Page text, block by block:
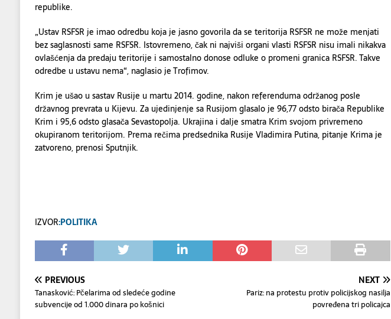
republike.
„Ustav RSFSR je imao odredbu koja je jasno govorila da se teritorija RSFSR ne može menjati
bez saglasnosti same RSFSR. Istovremeno, čak ni najviši organi vlasti RSFSR nisu imali nikakva
ovlašćenja da predaju teritorije i samostalno donose odluke o promeni granica RSFSR. Takve
odredbe u ustavu nema“, naglasio je Trofimov.
Krim je ušao u sastav Rusije u martu 2014. godine, nakon referenduma održanog posle
državnog prevrata u Kijevu. Za ujedinjenje sa Rusijom glasalo je 96,77 odsto birača Republike
Krim i 95,6 odsto glasača Sevastopolja. Ukrajina i dalje smatra Krim svojom privremeno
okupiranom teritorijom. Prema rečima predsednika Rusije Vladimira Putina, pitanje Krima je
zatvoreno, prenosi Sputnjik.
IZVOR:POLITIKA
PREVIOUS
Tanasković: Pčelarima od sledeće godine
subvencije od 1.000 dinara po košnici
NEXT
Pariz: na protestu protiv policijskog nasilja
povređena tri policajca